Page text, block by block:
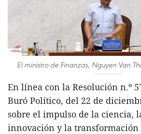
El ministro de Finanzas, Nguyen Van
En línea con la Resolución n.º
Buró Político, del 22 de
sobre el impulso de la ciencia,
innovación y la